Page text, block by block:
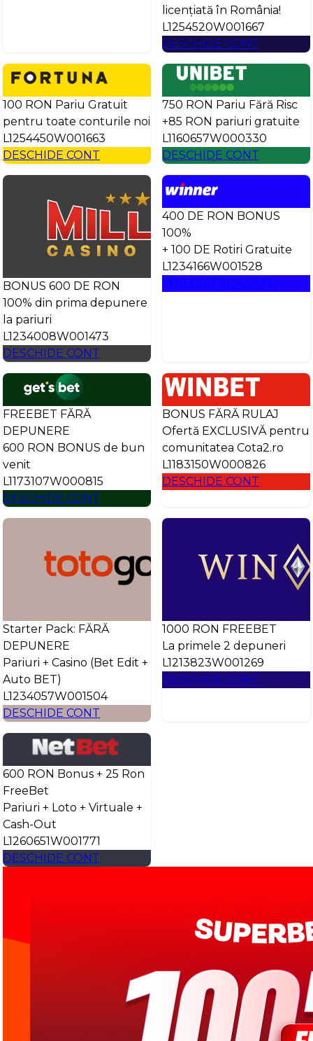
licențiată în România!
L1254520W001667
DESCHIDE CONT
100 RON Pariu Gratuit
pentru toate conturile noi
L1254450W001663
DESCHIDE CONT
750 RON Pariu Fără Risc
+85 RON pariuri gratuite
L1160657W000330
DESCHIDE CONT
BONUS 600 DE RON
100% din prima depunere
la pariuri
L1234008W001473
DESCHIDE CONT
400 DE RON BONUS
100%
+ 100 DE Rotiri Gratuite
L1234166W001528
ÎNREGISTREAZĂ-TE
FREEBET FĂRĂ
DEPUNERE
600 RON BONUS de bun
venit
L1173107W000815
DESCHIDE CONT
BONUS FĂRĂ RULAJ
Ofertă EXCLUSIVĂ pentru
comunitatea Cota2.ro
L1183150W000826
DESCHIDE CONT
Starter Pack: FĂRĂ
DEPUNERE
Pariuri + Casino (Bet Edit +
Auto BET)
L1234057W001504
DESCHIDE CONT
1000 RON FREEBET
La primele 2 depuneri
L1213823W001269
DESCHIDE CONT
600 RON Bonus + 25 Ron
FreeBet
Pariuri + Loto + Virtuale +
Cash-Out
L1260651W001771
DESCHIDE CONT